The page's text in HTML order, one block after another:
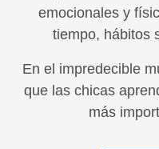
emocionales y
tiempo, hábitos
En el impredecible
que las chicas
más